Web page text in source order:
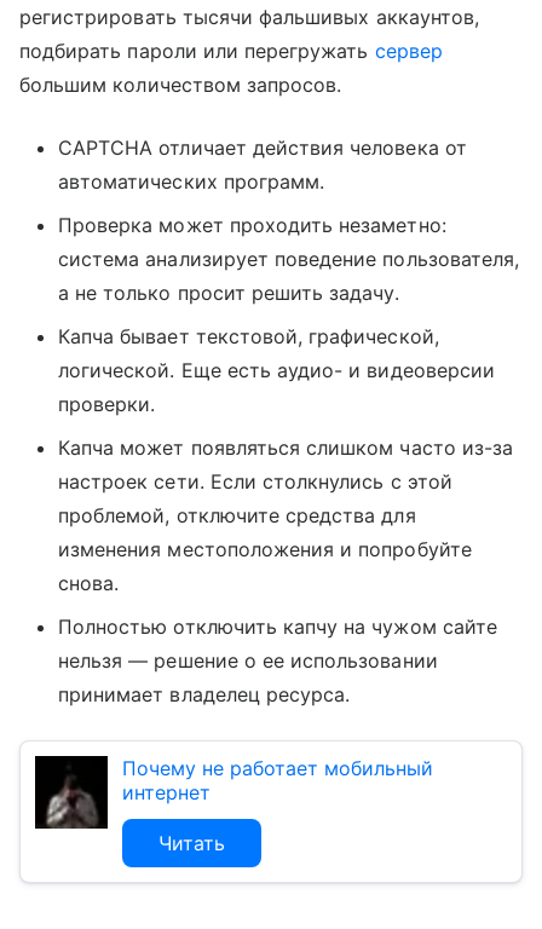
регистрировать тысячи фальшивых аккаунтов,
подбирать пароли или перегружать сервер
большим количеством запросов.
CAPTCHA отличает действия человека от
автоматических программ.
Проверка может проходить незаметно:
система анализирует поведение пользователя,
а не только просит решить задачу.
Капча бывает текстовой, графической,
логической. Еще есть аудио- и видеоверсии
проверки.
Капча может появляться слишком часто из-за
настроек сети. Если столкнулись с этой
проблемой, отключите средства для
изменения местоположения и попробуйте
снова.
Полностью отключить капчу на чужом сайте
нельзя — решение о ее использовании
принимает владелец ресурса.
Почему не работает мобильный
интернет
Читать